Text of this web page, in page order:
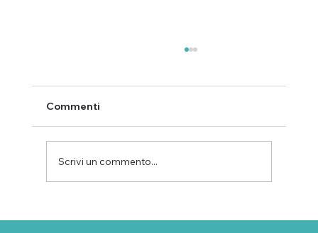
Commenti
Scrivi un commento...